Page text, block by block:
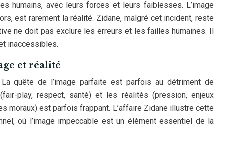
humains, avec leurs forces et leurs faiblesses. L’image
est rarement la réalité. Zidane, malgré cet incident, reste
ne doit pas exclure les erreurs et les failles humaines. Il
inaccessibles.
et réalité
quête de l’image parfaite est parfois au détriment de
play, respect, santé) et les réalités (pression, enjeux
moraux) est parfois frappant. L’affaire Zidane illustre cette
où l’image impeccable est un élément essentiel de la